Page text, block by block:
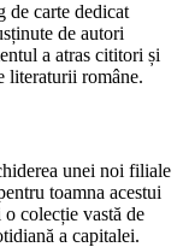
de carte dedicat
de autori
a atras cititori și
literaturii române.
unei noi filiale
toamna acestui
colecție vastă de
a capitalei.